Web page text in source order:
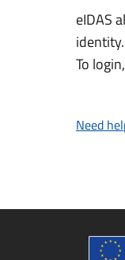
eIDAS
identity.
To
Need